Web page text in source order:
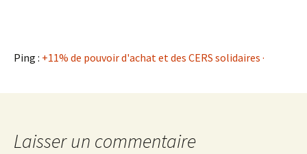
Ping : +11% de pouvoir d'achat et des CERS solidaires ·
Laisser un commentaire